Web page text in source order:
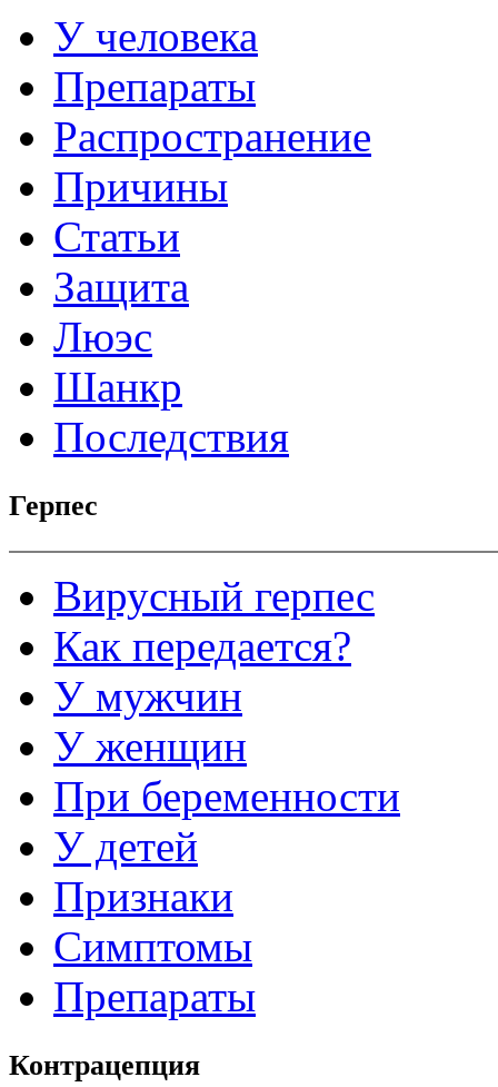
У человека
Препараты
Распространение
Причины
Статьи
Защита
Люэс
Шанкр
Последствия
Герпес
Вирусный герпес
Как передается?
У мужчин
У женщин
При беременности
У детей
Признаки
Симптомы
Препараты
Контрацепция